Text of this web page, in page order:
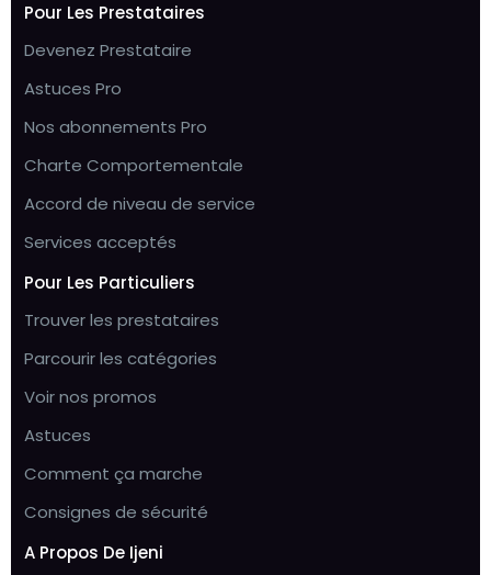
Pour Les Prestataires
Devenez Prestataire
Astuces Pro
Nos abonnements Pro
Charte Comportementale
Accord de niveau de service
Services acceptés
Pour Les Particuliers
Trouver les prestataires
Parcourir les catégories
Voir nos promos
Astuces
Comment ça marche
Consignes de sécurité
A Propos De Ijeni